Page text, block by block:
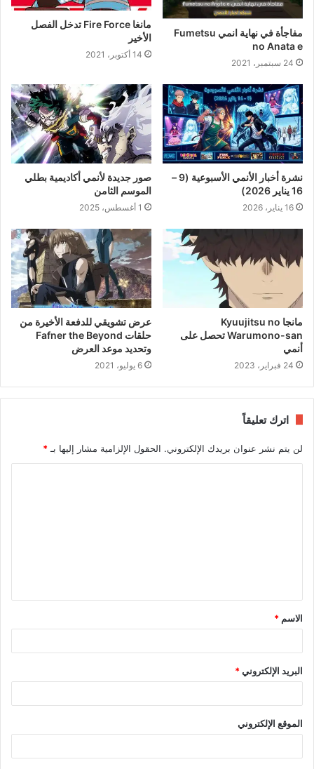
مفاجأة في نهاية انمي Fumetsu
no Anata e
24 سبتمبر، 2021
مانغا Fire Force تدخل الفصل
الأخير
14 أكتوبر، 2021
نشرة أخبار الأنمي الأسبوعية (9 –
16 يناير 2026)
16 يناير، 2026
صور جديدة لأنمي أكاديمية بطلي
الموسم الثامن
1 أغسطس، 2025
مانجا Kyuujitsu no
Warumono-san تحصل على
أنمي
24 فبراير، 2023
عرض تشويقي للدفعة الأخيرة من
حلقات Fafner the Beyond
وتحديد موعد العرض
6 يوليو، 2021
اترك تعليقاً
لن يتم نشر عنوان بريدك الإلكتروني. الحقول الإلزامية مشار إليها بـ *
ق
*
الاسم *
البريد الإلكتروني*
الموقع الإلكتروني